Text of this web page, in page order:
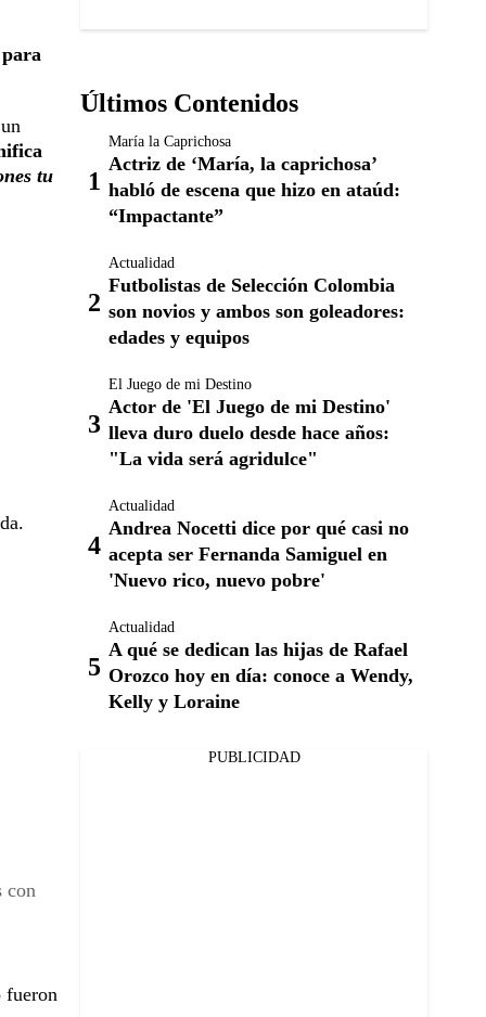
tu
con
fueron
Últimos Contenidos
María la Caprichosa
Actriz de ‘María, la caprichosa’
habló de escena que hizo en ataúd:
“Impactante”
Actualidad
Futbolistas de Selección Colombia
son novios y ambos son goleadores:
edades y equipos
El Juego de mi Destino
Actor de 'El Juego de mi Destino'
lleva duro duelo desde hace años:
"La vida será agridulce"
Actualidad
Andrea Nocetti dice por qué casi no
acepta ser Fernanda Samiguel en
'Nuevo rico, nuevo pobre'
Actualidad
A qué se dedican las hijas de Rafael
Orozco hoy en día: conoce a Wendy,
Kelly y Loraine
PUBLICIDAD